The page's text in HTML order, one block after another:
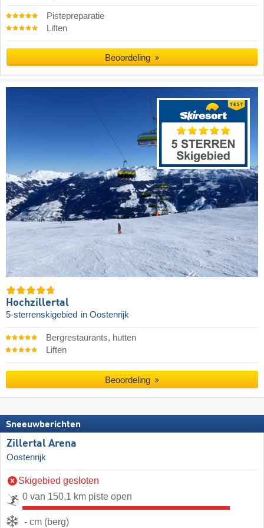
Pistepreparatie
Liften
Beoordeling
Hochzillertal
5-sterrenskigebied in Oostenrijk
Bergrestaurants, hutten
Liften
Beoordeling
Sneeuwberichten
Zillertal Arena
Oostenrijk
Skigebied gesloten
0 van 150,1 km piste open
- cm (berg)